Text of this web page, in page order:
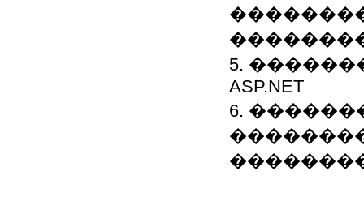
5.
ASP.NET
6.